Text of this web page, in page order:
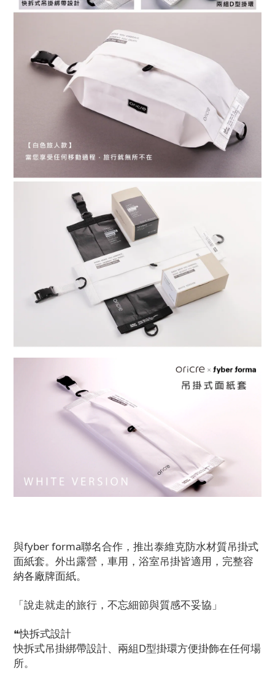
與fyber forma聯名合作，推出泰維克防水材質吊掛式
面紙套。外出露營，車用，浴室吊掛皆適用，完整容
納各廠牌面紙。
「說走就走的旅行，不忘細節與質感不妥協」
❝快拆式設計
快拆式吊掛綁帶設計、兩組D型掛環方便掛飾在任何場
所。